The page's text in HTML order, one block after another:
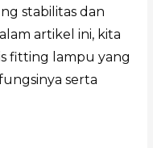
stabilitas dan
artikel ini, kita
fitting lampu yang
serta